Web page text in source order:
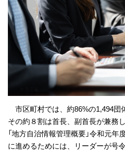
市区町村では、約86%の1,494団
その約８割は首長、副首長が兼務
「地方自治情報管理概要」令和元年
に進めるためには、リーダーが号